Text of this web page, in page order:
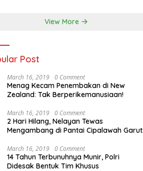
View More
Post
March 16, 2019 0 Comment
Menag Kecam Penembakan di New
Zealand: Tak Berperikemanusiaan!
March 16, 2019 0 Comment
2 Hari Hilang, Nelayan Tewas
Mengambang di Pantai Cipalawah Garut
March 16, 2019 0 Comment
14 Tahun Terbunuhnya Munir, Polri
Didesak Bentuk Tim Khusus